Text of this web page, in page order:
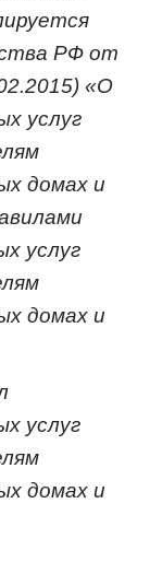
РФ от
«О
услуг
домах и
услуг
домах и
услуг
домах и